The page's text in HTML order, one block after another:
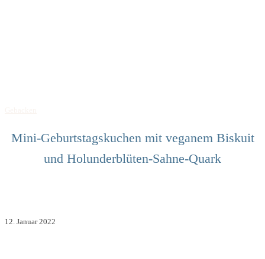
Mini-Geburtstagskuchen mit veganem Biskuit
und Holunderblüten-Sahne-Quark
12. Januar 2022